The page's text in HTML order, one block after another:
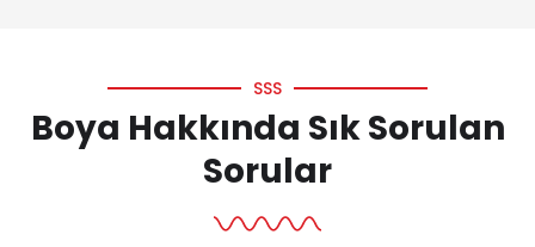
SSS
Boya Hakkında Sık Sorulan
Sorular